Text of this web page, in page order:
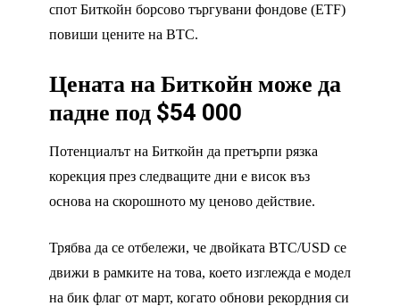
спот Биткойн борсово търгувани фондове (ETF)
повиши цените на BTC.
Цената на Биткойн може да
падне под $54 000
Потенциалът на Биткойн да претърпи рязка
корекция през следващите дни е висок въз
основа на скорошното му ценово действие.
Трябва да се отбележи, че двойката BTC/USD се
движи в рамките на това, което изглежда е модел
на бик флаг от март, когато обнови рекордния си